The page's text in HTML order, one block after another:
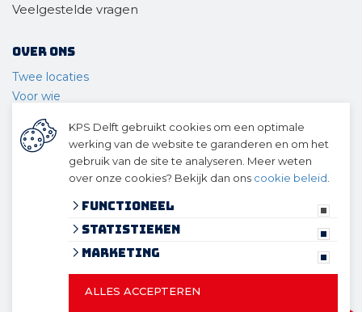
Veelgestelde vragen
Over ons
Twee locaties
Voor wie
Ons team
Geschiedenis
© 2026 KPS Delft
algemene voorwaarden
KPS Delft gebruikt cookies om een optimale
werking van de website te garanderen en om het
gebruik van de site te analyseren. Meer weten
over onze cookies? Bekijk dan ons cookie beleid
Functioneel
Statistieken
Marketing
ALLES ACCEPTEREN